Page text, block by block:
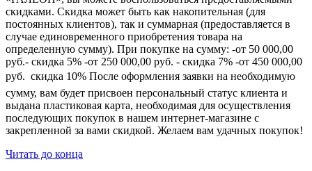
скидками. Скидка может быть как накопительная (для
постоянных клиентов), так и суммарная (предоставляется в
случае единовременного приобретения товара на
определенную сумму). При покупке на сумму: -от 50 000,00
руб.- скидка 5% -от 250 000,00 руб. - скидка 7% -от 450 000,00
руб.  скидка 10% После оформления заявки на необходимую
сумму, вам будет присвоен персональный статус клиента и
выдана пластиковая карта, необходимая для осуществления
последующих покупок в нашем интернет-магазине с
закрепленной за вами скидкой. Желаем вам удачных покупок!
Читать до конца